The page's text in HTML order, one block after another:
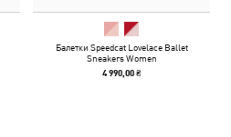
Балетки Speedcat Lovelace Ballet
Sneakers Women
4 990,00 ₴